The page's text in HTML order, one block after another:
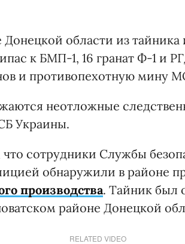
области из тайника
к БМП-1, 16 гранат Ф-1 и
и противопехотную мину
неотложные
Украины.
сотрудники Службы
обнаружили в районе
производства. Тайник был
районе Донецкой
RELATED VIDEO